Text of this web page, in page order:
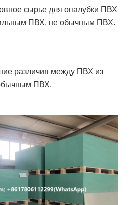
сырье для опалубки ПВХ
ПВХ, не обычным ПВХ.
различия между ПВХ из
ПВХ.